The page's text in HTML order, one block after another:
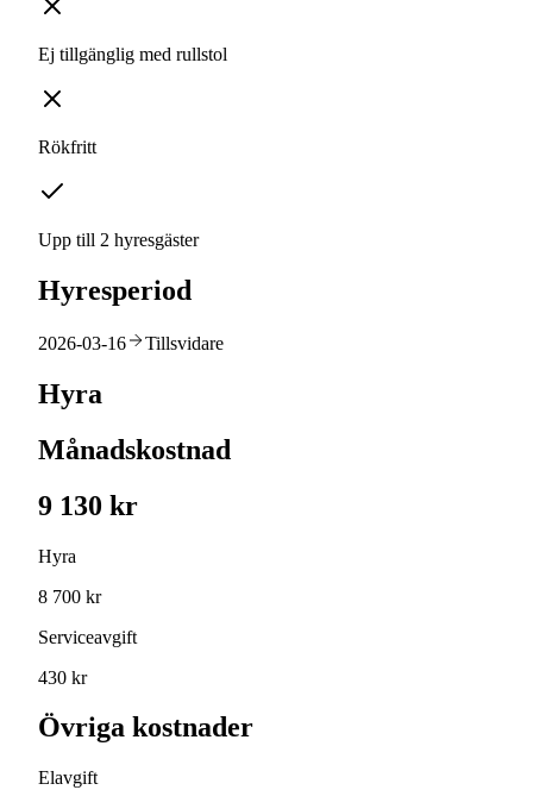
Ej tillgänglig med rullstol
Rökfritt
Upp till 2 hyresgäster
Hyresperiod
2026-03-16 Tillsvidare
Hyra
Månadskostnad
9 130 kr
Hyra
8 700 kr
Serviceavgift
430 kr
Övriga kostnader
Elavgift